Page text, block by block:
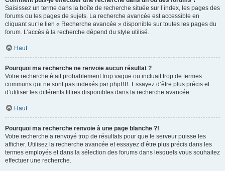
Saisissez un terme dans la boîte de recherche située sur l’index, les pages des
forums ou les pages de sujets. La recherche avancée est accessible en
cliquant sur le lien « Recherche avancée » disponible sur toutes les pages du
forum. L’accès à la recherche dépend du style utilisé.
Haut
Pourquoi ma recherche ne renvoie aucun résultat ?
Votre recherche était probablement trop vague ou incluait trop de termes
communs qui ne sont pas indexés par phpBB. Essayez d’être plus précis et
d’utiliser les différents filtres disponibles dans la recherche avancée.
Haut
Pourquoi ma recherche renvoie à une page blanche ?!
Votre recherche a renvoyé trop de résultats pour que le serveur puisse les
afficher. Utilisez la recherche avancée et essayez d’être plus précis dans les
termes employés et dans la sélection des forums dans lesquels vous souhaitez
effectuer une recherche.